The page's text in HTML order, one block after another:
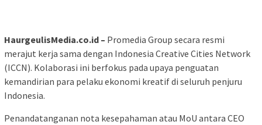
HaurgeulisMedia.co.id – Promedia Group secara resmi
merajut kerja sama dengan Indonesia Creative Cities Network
(ICCN). Kolaborasi ini berfokus pada upaya penguatan
kemandirian para pelaku ekonomi kreatif di seluruh penjuru
Indonesia.
Penandatanganan nota kesepahaman atau MoU antara CEO